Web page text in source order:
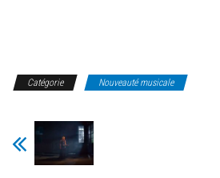
Catégorie Nouveauté musicale